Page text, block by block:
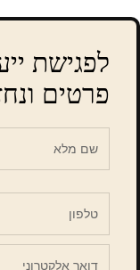
לפגישת
פרטים